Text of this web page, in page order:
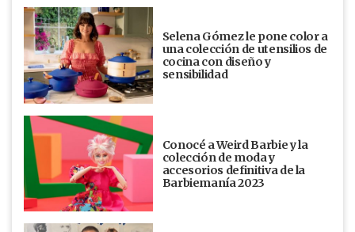
Selena Gómez le pone color a
una colección de utensilios de
cocina con diseño y
sensibilidad
Conocé a Weird Barbie y la
colección de moda y
accesorios definitiva de la
Barbiemanía 2023